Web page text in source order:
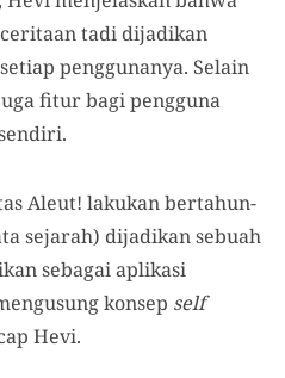
tadi dijadikan
penggunanya. Selain
fitur bagi pengguna
Aleut! lakukan bertahun-
sejarah) dijadikan sebuah
sebagai aplikasi
konsep self
Hevi.